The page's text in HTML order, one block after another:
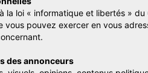
la loi « informatique et libertés »
vous pouvez exercer en vous
des annonceurs